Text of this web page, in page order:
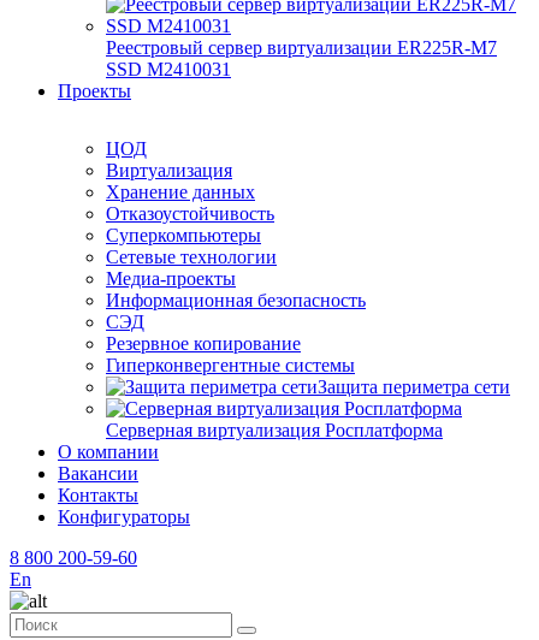
Реестровый сервер виртуализации ER225R-M7
SSD М2410031
Проекты
ЦОД
Виртуализация
Хранение данных
Отказоустойчивость
Суперкомпьютеры
Сетевые технологии
Медиа-проекты
Информационная безопасность
СЭД
Резервное копирование
Гиперконвергентные системы
Защита периметра сети
Серверная виртуализация Росплатформа
О компании
Вакансии
Контакты
Конфигураторы
8 800 200-59-60
En